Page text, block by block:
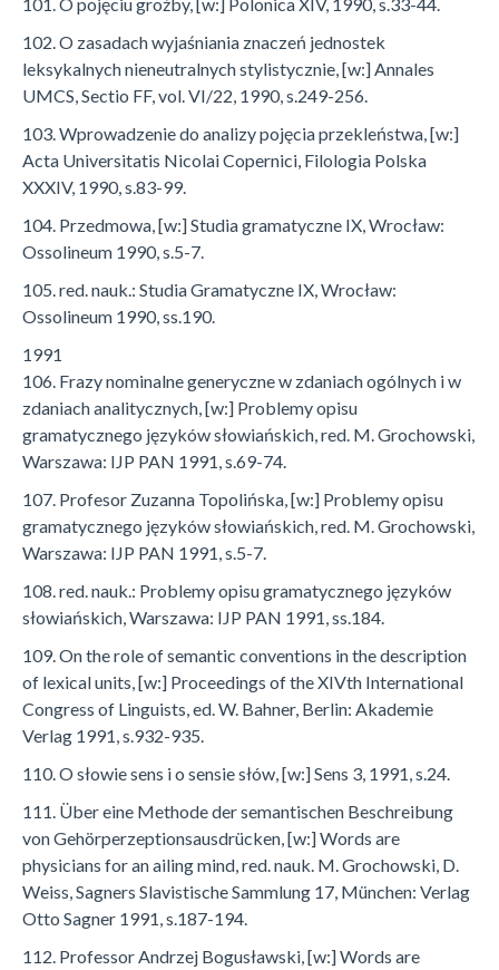
102. O zasadach wyjaśniania znaczeń jednostek
leksykalnych nieneutralnych stylistycznie, [w:] Annales
UMCS, Sectio FF, vol. VI/22, 1990, s.249-256.
103. Wprowadzenie do analizy pojęcia przekleństwa, [w:]
Acta Universitatis Nicolai Copernici, Filologia Polska
XXXIV, 1990, s.83-99.
104. Przedmowa, [w:] Studia gramatyczne IX, Wrocław:
Ossolineum 1990, s.5-7.
105. red. nauk.: Studia Gramatyczne IX, Wrocław:
Ossolineum 1990, ss.190.
1991
106. Frazy nominalne generyczne w zdaniach ogólnych i w
zdaniach analitycznych, [w:] Problemy opisu
gramatycznego języków słowiańskich, red. M. Grochowski,
Warszawa: IJP PAN 1991, s.69-74.
107. Profesor Zuzanna Topolińska, [w:] Problemy opisu
gramatycznego języków słowiańskich, red. M. Grochowski,
Warszawa: IJP PAN 1991, s.5-7.
108. red. nauk.: Problemy opisu gramatycznego języków
słowiańskich, Warszawa: IJP PAN 1991, ss.184.
109. On the role of semantic conventions in the description
of lexical units, [w:] Proceedings of the XIVth International
Congress of Linguists, ed. W. Bahner, Berlin: Akademie
Verlag 1991, s.932-935.
110. O słowie sens i o sensie słów, [w:] Sens 3, 1991, s.24.
111. Über eine Methode der semantischen Beschreibung
von Gehörperzeptionsausdrücken, [w:] Words are
physicians for an ailing mind, red. nauk. M. Grochowski, D.
Weiss, Sagners Slavistische Sammlung 17, München: Verlag
Otto Sagner 1991, s.187-194.
112. Professor Andrzej Bogusławski, [w:] Words are